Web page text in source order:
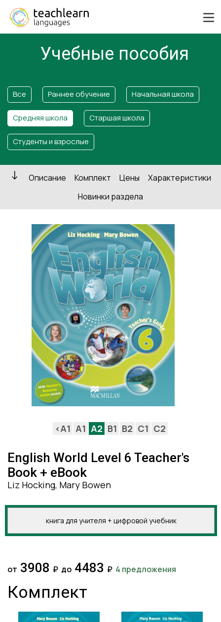
Учебные пособия
Все Раннее обучение Начальная школа
Средняя школа Старшая школа
Студенты и взрослые
Описание Комплект Цены
Характеристики
Новинки раздела
<A1 A1 A2 B1 B2 C1 C2
English World Level 6 Teacher's
Book + eBook
Liz Hocking, Mary Bowen
книга для учителя + цифровой учебник
от 3908 ₽ до 4483 ₽ 4 предложения
Комплект